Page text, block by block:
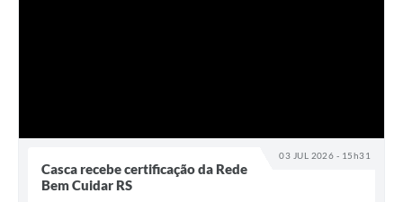
03 JUL 2026 - 15h31
Casca recebe certificação da Rede
Bem Cuidar RS